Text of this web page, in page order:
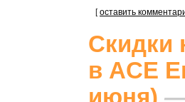
[оставить
Скидки
в ACE